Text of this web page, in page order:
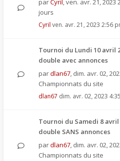
parCyril ,ven. avr. 21, 2023
jours
Cyril ven. avr. 21, 2023 2:56
Tournoi du Lundi 10 avril
double avec annonces
pardlan67, dim. avr. 02,
Championnats du site
dlan67 dim. avr. 02, 2023
Tournoi du Samedi 8 avril
double SANS annonces
pardlan67, dim. avr. 02,
Championnats du site